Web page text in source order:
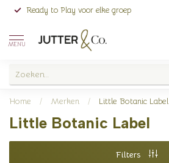
Ready to Play voor elke groep
MENU
Home / Merken / Little Botanic Label
Little Botanic Label
Filters